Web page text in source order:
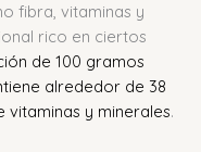
fibra, vitaminas y
rico en ciertos
de 100 gramos
alrededor de 38
y minerales.